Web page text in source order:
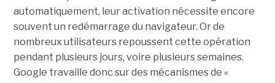
automatiquement, leur activation nécessite encore
souvent un redémarrage du navigateur. Or de
nombreux utilisateurs repoussent cette opération
pendant plusieurs jours, voire plusieurs semaines.
Google travaille donc sur des mécanismes de «